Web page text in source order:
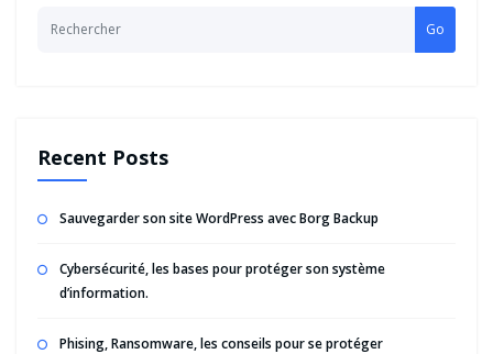
Go
Recent Posts
Sauvegarder son site WordPress avec Borg Backup
Cybersécurité, les bases pour protéger son système
d’information.
Phising, Ransomware, les conseils pour se protéger